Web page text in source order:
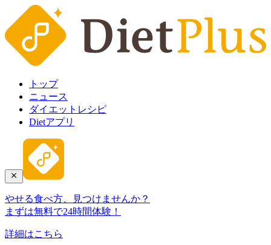
トップ
ニュース
ダイエットレシピ
Dietアプリ
やせる食べ方、見つけませんか？
まずは無料で24時間体験！
詳細はこちら